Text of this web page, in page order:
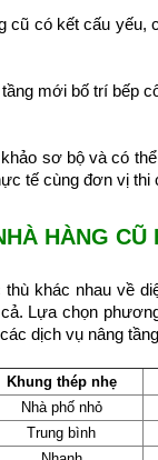
cũ có kết cấu
mới bố trí bếp
sơ bộ và có
tế cùng đơn vị thi
HÀNG
thù khác nhau về
Lựa chọn
dịch vụ nâng
Khung thép nhẹ
Nhà phố nhỏ
Trung bình